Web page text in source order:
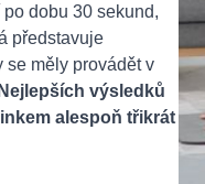
dobu 30 sekund,
představuje
se měly provádět v
Nejlepších výsledků
alespoň třikrát